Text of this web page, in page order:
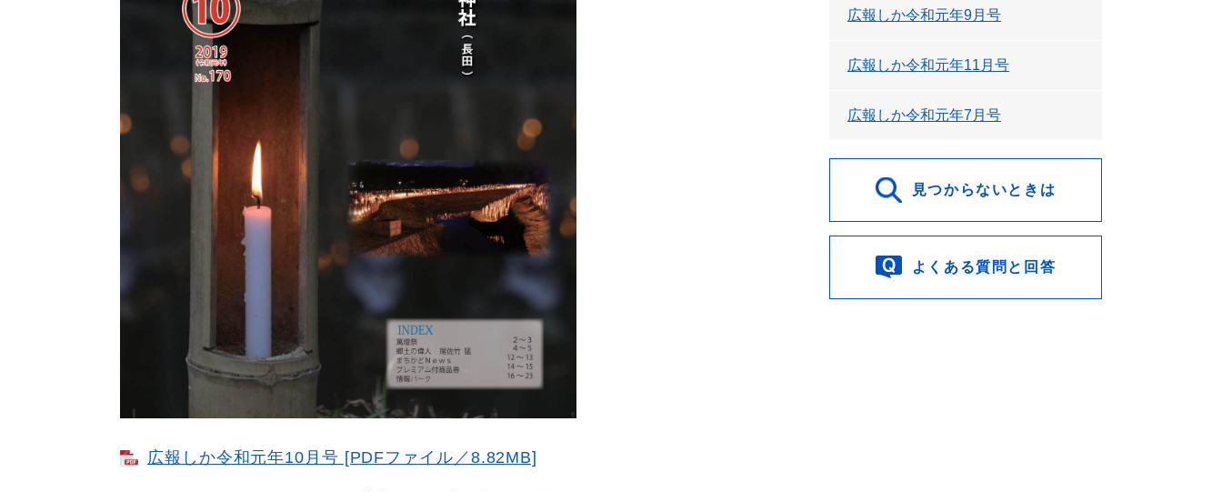
広報しか令和元年10月号 [PDFファイル／8.82MB]
広報しか令和元年9月号
広報しか令和元年11月号
広報しか令和元年7月号
見つからないときは
よくある質問と回答